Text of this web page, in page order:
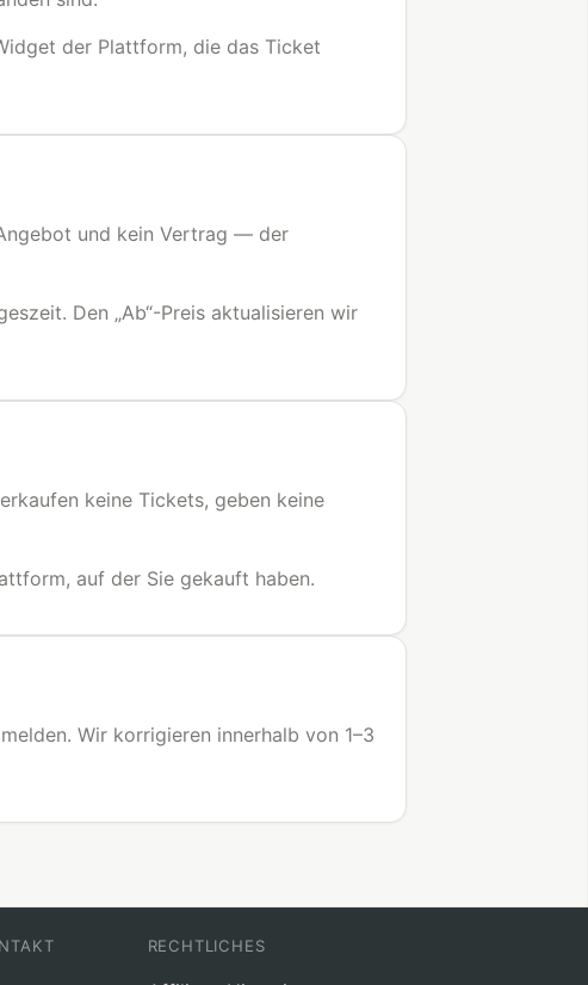
der Plattform, die das Ticket
und kein Vertrag — der
Den „Ab“-Preis aktualisieren wir
keine Tickets, geben keine
auf der Sie gekauft haben.
Wir korrigieren innerhalb von 1–3
RECHTLICHES